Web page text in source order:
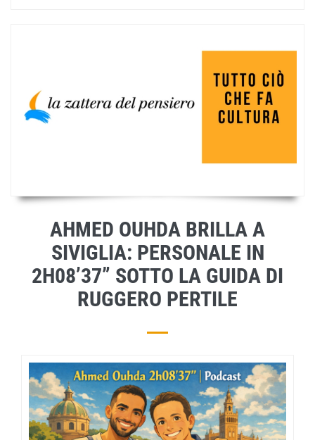
AHMED OUHDA BRILLA A
SIVIGLIA: PERSONALE IN
2H08’37” SOTTO LA GUIDA DI
RUGGERO PERTILE